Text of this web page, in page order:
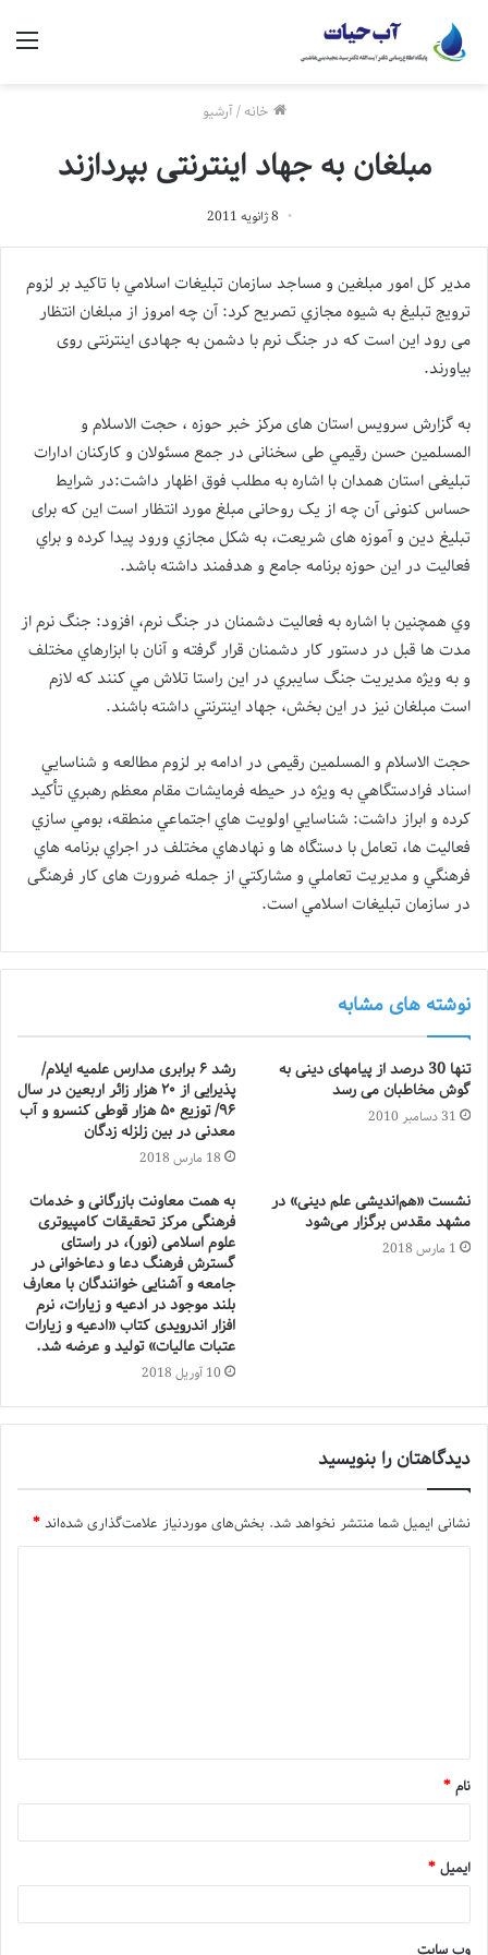
خانه/آرشیو
مبلغان به جهاد اینترنتی بپردازند
8 ژانویه 2011
مدیر کل امور مبلغين و مساجد سازمان تبليغات اسلامي با تاکید بر لزوم
ترويج تبليغ به شيوه مجازي تصریح کرد: آن چه امروز از مبلغان انتظار
می رود این است که در جنگ نرم با دشمن به جهادی اینترنتی روی
بیاورند.
به گزارش سرویس استان های مرکز خبر حوزه ، حجت الاسلام و
المسلمین حسن رقيمي طی سخنانی در جمع مسئولان و کارکنان ادارات
تبلیغی استان همدان با اشاره به مطلب فوق اظهار داشت:در شرایط
حساس کنونی آن چه از يک روحانی مبلغ مورد انتظار است این که برای
تبلیغ دین و آموزه های شریعت، به شکل مجازي ورود پيدا کرده و براي
فعاليت در اين حوزه برنامه جامع و هدفمند داشته باشد.
وي همچنین با اشاره به فعاليت دشمنان در جنگ نرم، افزود: جنگ نرم از
مدت ها قبل در دستور کار دشمنان قرار گرفته و آنان با ابزارهاي مختلف
و به ويژه مديريت جنگ سايبري در این راستا تلاش مي کنند که لازم
است مبلغان نيز در اين بخش، جهاد اينترنتي داشته باشند.
حجت الاسلام و المسلمین رقیمی در ادامه بر لزوم مطالعه و شناسايي
اسناد فرادستگاهي به ويژه در حيطه فرمايشات مقام معظم رهبري تأکيد
کرده و ابراز داشت: شناسايي اولويت هاي اجتماعي منطقه، بومي سازي
فعاليت ها، تعامل با دستگاه ها و نهادهاي مختلف در اجراي برنامه هاي
فرهنگي و مديريت تعاملي و مشارکتي از جمله ضرورت های کار فرهنگی
در سازمان تبليغات اسلامي است.
نوشته های مشابه
تنها 30 درصد از پیامهای دینی به
گوش مخاطبان می رسد
31 دسامبر 2010
رشد ۶ برابری مدارس علمیه ایلام/
پذیرایی از ۲۰ هزار زائر اربعین در سال
۹۶/ توزیع ۵۰ هزار قوطی کنسرو و آب
معدنی در بین زلزله زدگان
18 مارس 2018
نشست «هم‌اندیشی علم دینی» در
مشهد مقدس برگزار می‌شود
1 مارس 2018
به همت معاونت بازرگانی و خدمات
فرهنگی مرکز تحقیقات کامپیوتری
علوم اسلامی (نور)، در راستای
گسترش فرهنگ دعا و دعاخوانی در
جامعه و آشنایی خوانندگان با معارف
بلند موجود در ادعیه و زیارات، نرم
افزار اندرویدی کتاب «ادعیه و زیارات
عتبات عالیات» تولید و عرضه شد.
10 آوریل 2018
دیدگاهتان را بنویسید
نشانی ایمیل شما منتشر نخواهد شد. بخش‌های موردنیاز علامت‌گذاری شده‌اند*
نام*
ایمیل*
وب‌ سایت